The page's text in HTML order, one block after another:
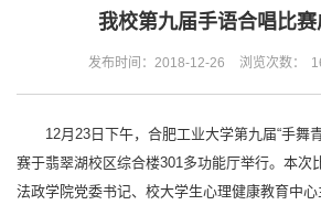
我校第九届手语合唱比
发布时间：2018-12-26 浏览次数：
12月23日下午，合肥工业大学第九届“手舞
赛于翡翠湖校区综合楼301多功能厅举行。本次
法政学院党委书记、校大学生心理健康教育中